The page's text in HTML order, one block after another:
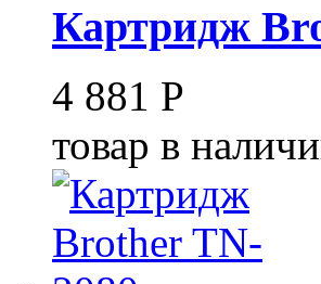
Картридж
4 881 Р
товар в